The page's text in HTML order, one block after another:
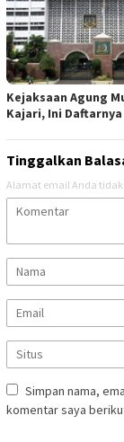
Kejaksaan Agung
Kajari, Ini Daftarnya
Tinggalkan
Alamat email Anda
Simpan nama,
komentar saya